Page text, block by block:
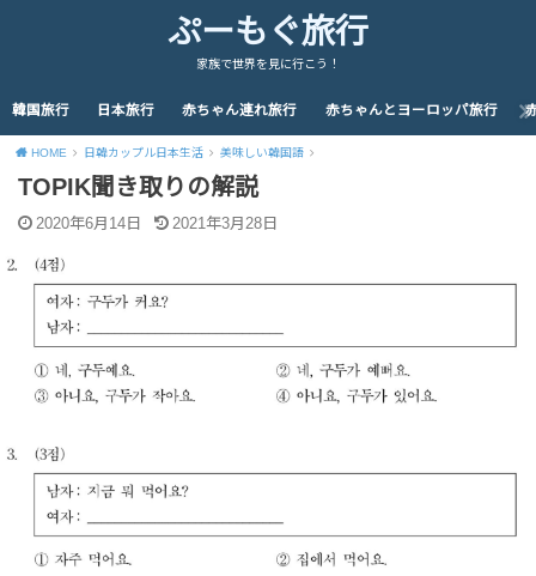
ぷーもぐ旅行
家族で世界を見に行こう！
韓国旅行 日本旅行 赤ちゃん連れ旅行 赤ちゃんとヨーロッパ旅行
HOME 日韓カップル日本生活 美味しい韓国語
TOPIK聞き取りの解説
2020年6月14日 2021年3月28日